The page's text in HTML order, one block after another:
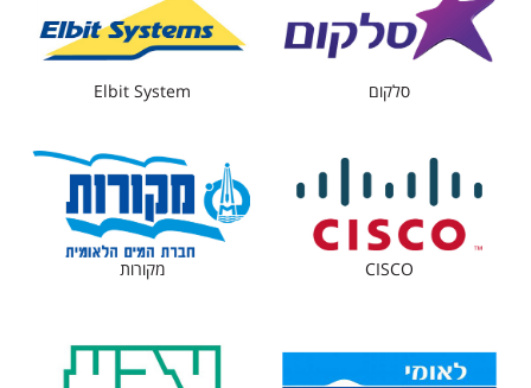
סלקום Elbit System
CISCO מקורות